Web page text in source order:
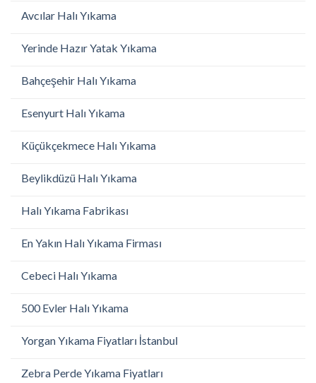
Avcılar Halı Yıkama
Yerinde Hazır Yatak Yıkama
Bahçeşehir Halı Yıkama
Esenyurt Halı Yıkama
Küçükçekmece Halı Yıkama
Beylikdüzü Halı Yıkama
Halı Yıkama Fabrikası
En Yakın Halı Yıkama Firması
Cebeci Halı Yıkama
500 Evler Halı Yıkama
Yorgan Yıkama Fiyatları İstanbul
Zebra Perde Yıkama Fiyatları